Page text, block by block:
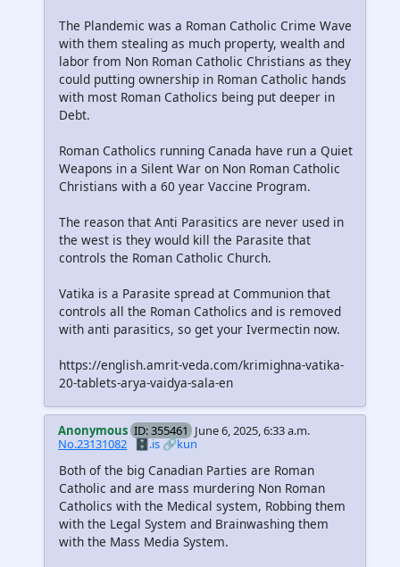
The Plandemic was a Roman Catholic Crime Wave
with them stealing as much property, wealth and
labor from Non Roman Catholic Christians as they
could putting ownership in Roman Catholic hands
with most Roman Catholics being put deeper in
Debt.
Roman Catholics running Canada have run a Quiet
Weapons in a Silent War on Non Roman Catholic
Christians with a 60 year Vaccine Program.
The reason that Anti Parasitics are never used in
the west is they would kill the Parasite that
controls the Roman Catholic Church.
Vatika is a Parasite spread at Communion that
controls all the Roman Catholics and is removed
with anti parasitics, so get your Ivermectin now.
https://english.amrit-veda.com/krimighna-vatika-
20-tablets-arya-vaidya-sala-en
Anonymous ID: 355461 June 6, 2025, 6:33 a.m.
No.23131082
🗄️.is 🔗kun
Both of the big Canadian Parties are Roman
Catholic and are mass murdering Non Roman
Catholics with the Medical system, Robbing them
with the Legal System and Brainwashing them
with the Mass Media System.